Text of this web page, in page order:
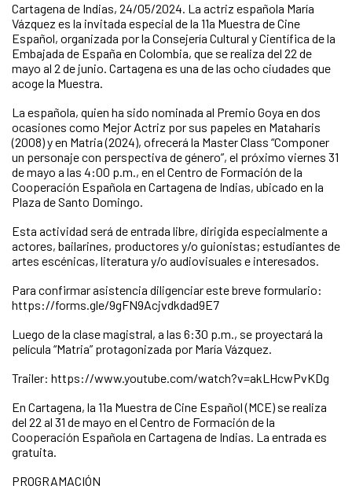
Cartagena de Indias, 24/05/2024. La actriz española María
Vázquez es la invitada especial de la 11a Muestra de Cine
Español, organizada por la Consejería Cultural y Científica de la
Embajada de España en Colombia, que se realiza del 22 de
mayo al 2 de junio. Cartagena es una de las ocho ciudades que
acoge la Muestra.
La española, quien ha sido nominada al Premio Goya en dos
ocasiones como Mejor Actriz por sus papeles en Mataharis
(2008) y en Matria (2024), ofrecerá la Master Class “Componer
un personaje con perspectiva de género”, el próximo viernes 31
de mayo a las 4:00 p.m., en el Centro de Formación de la
Cooperación Española en Cartagena de Indias, ubicado en la
Plaza de Santo Domingo.
Esta actividad será de entrada libre, dirigida especialmente a
actores, bailarines, productores y/o guionistas; estudiantes de
artes escénicas, literatura y/o audiovisuales e interesados.
Para confirmar asistencia diligenciar este breve formulario:
https://forms.gle/9gFN9Acjvdkdad9E7
Luego de la clase magistral, a las 6:30 p.m., se proyectará la
película “Matria” protagonizada por María Vázquez.
Trailer: https://www.youtube.com/watch?v=akLHcwPvKDg
En Cartagena, la 11a Muestra de Cine Español (MCE) se realiza
del 22 al 31 de mayo en el Centro de Formación de la
Cooperación Española en Cartagena de Indias. La entrada es
gratuita.
PROGRAMACIÓN